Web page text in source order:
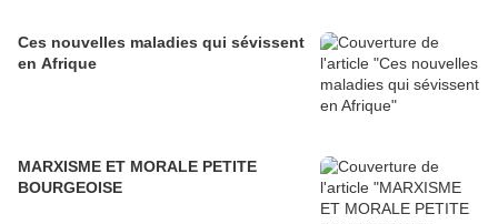
Ces nouvelles maladies qui sévissent
en Afrique
MARXISME ET MORALE PETITE
BOURGEOISE